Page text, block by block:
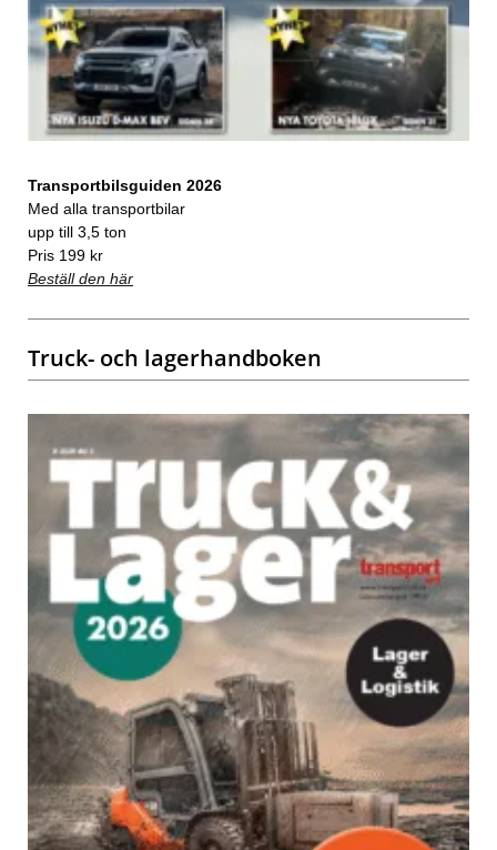
Transportbilsguiden 2026
Med alla transportbilar
upp till 3,5 ton
Pris 199 kr
Beställ den här
Truck- och lagerhandboken